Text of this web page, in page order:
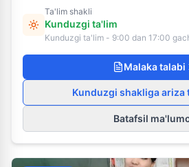
Ta'lim shakli
Kunduzgi ta'lim
Kunduzgi ta'lim - 9:00 dan 17:00
Malaka talabi
Kunduzgi shakliga
Batafsil